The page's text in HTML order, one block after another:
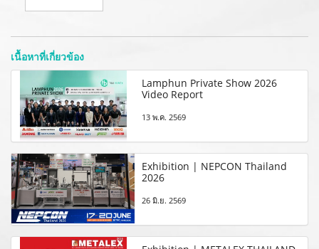
เนื้อหาที่เกี่ยวข้อง
Lamphun Private Show 2026
Video Report
13 พ.ค. 2569
Exhibition | NEPCON Thailand
2026
26 มิ.ย. 2569